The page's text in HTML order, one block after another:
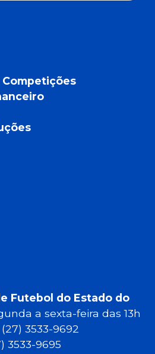
Futebol do Estado do
a sexta-feira das 13h
3533-9692
3533-9695